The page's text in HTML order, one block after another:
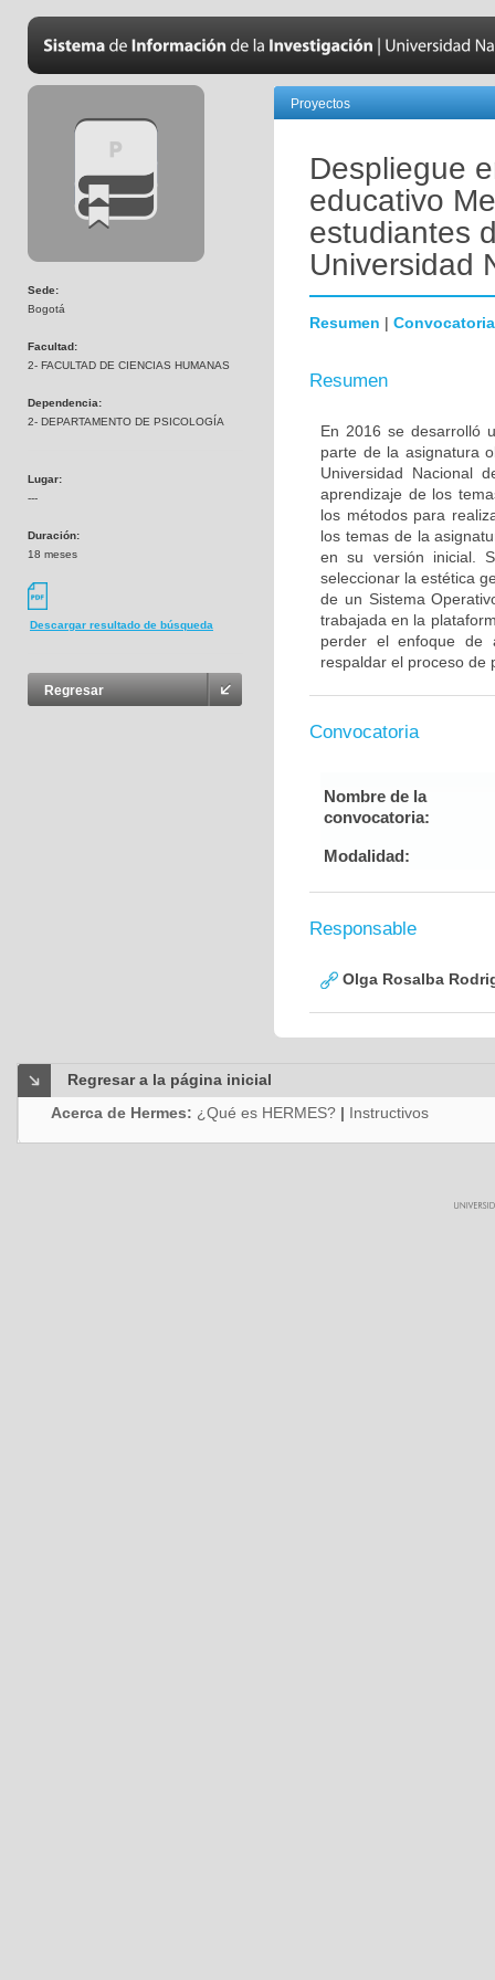
Sede:
Bogotá
Facultad:
2- FACULTAD DE CIENCIAS HUMANAS
Dependencia:
2- DEPARTAMENTO DE PSICOLOGÍA
Lugar:
---
Duración:
18 meses
Descargar resultado de búsqueda
Regresar
Proyectos
Despliegue
educativo
estudiantes
Universidad
Resumen | Convocatoria
Resumen
En 2016 se desarrolló
parte de la asignatura
Universidad Nacional
aprendizaje de los
los métodos para
los temas de la
en su versión inicial.
seleccionar la estética
de un Sistema
trabajada en la
perder el enfoque de
respaldar el proceso de
Convocatoria
Nombre de la
convocatoria:
Modalidad:
Responsable
Olga Rosalba
Regresar a la página inicial
Acerca de Hermes: ¿Qué es HERMES? | Instructivos